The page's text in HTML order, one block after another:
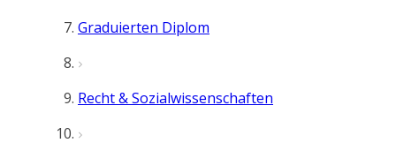
Graduierten Diplom
Recht & Sozialwissenschaften